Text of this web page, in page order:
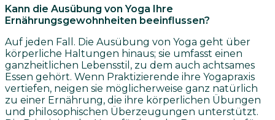
Kann die Ausübung von Yoga Ihre
Ernährungsgewohnheiten beeinflussen?
Auf jeden Fall. Die Ausübung von Yoga geht über
körperliche Haltungen hinaus; sie umfasst einen
ganzheitlichen Lebensstil, zu dem auch achtsames
Essen gehört. Wenn Praktizierende ihre Yogapraxis
vertiefen, neigen sie möglicherweise ganz natürlich
zu einer Ernährung, die ihre körperlichen Übungen
und philosophischen Überzeugungen unterstützt.